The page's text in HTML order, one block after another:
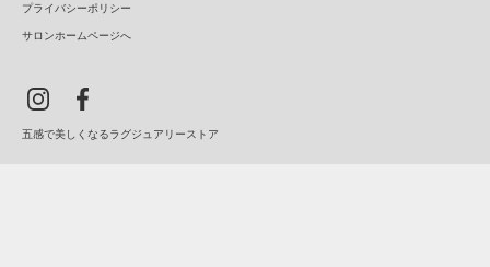
プライバシーポリシー
サロンホームページへ
五感で美しくなるラグジュアリーストア